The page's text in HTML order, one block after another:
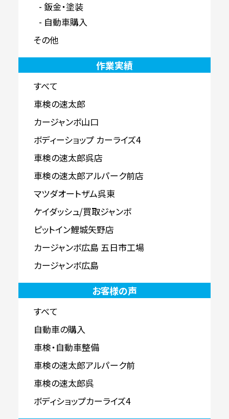
鈑金・塗装
自動車購入
その他
作業実績
すべて
車検の速太郎
カージャンボ山口
ボディーショップ カーライズ4
車検の速太郎呉店
車検の速太郎アルパーク前店
マツダオートザム呉東
ケイダッシュ/買取ジャンボ
ピットイン鯉城矢野店
カージャンボ広島 五日市工場
カージャンボ広島
お客様の声
すべて
自動車の購入
車検・自動車整備
車検の速太郎アルパーク前
車検の速太郎呉
ボディショップカーライズ4